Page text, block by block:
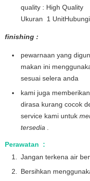
quality : High Quality
Ukuran 1
finishing :
pewarnaan yang
makan ini
sesuai selera anda
kami juga
dirasa kurang cocok
service kami untuk
tersedia .
Perawatan :
Jangan terkena air
Bersihkan